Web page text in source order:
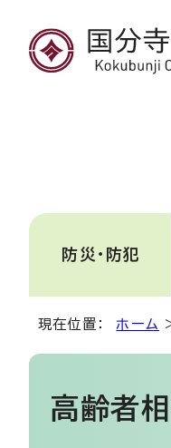
防災・防犯
現在位置： ホーム
高齢者